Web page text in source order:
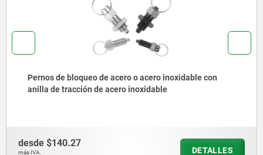
Pernos de bloqueo de acero o acero inoxidable sin
collar con anilla de tracción de acero inoxidable
desde$150.81
más IVA.
DETALLES